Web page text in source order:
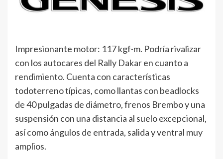
Impresionante motor: 117 kgf·m. Podría rivalizar
con los autocares del Rally Dakar en cuanto a
rendimiento. Cuenta con características
todoterreno típicas, como llantas con beadlocks
de 40 pulgadas de diámetro, frenos Brembo y una
suspensión con una distancia al suelo excepcional,
así como ángulos de entrada, salida y ventral muy
amplios.